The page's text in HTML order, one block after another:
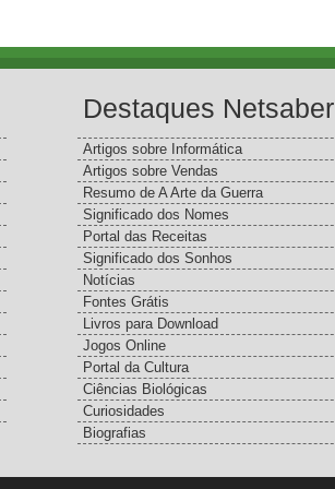
Destaques Netsaber
Artigos sobre Informática
Artigos sobre Vendas
Resumo de A Arte da Guerra
Significado dos Nomes
Portal das Receitas
Significado dos Sonhos
Notícias
Fontes Grátis
Livros para Download
Jogos Online
Portal da Cultura
Ciências Biológicas
Curiosidades
Biografias